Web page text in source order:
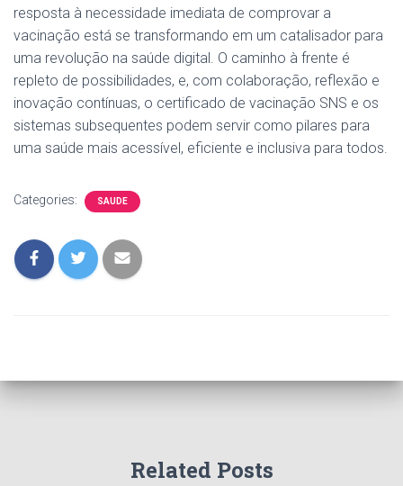
resposta à necessidade imediata de comprovar a
vacinação está se transformando em um catalisador para
uma revolução na saúde digital. O caminho à frente é
repleto de possibilidades, e, com colaboração, reflexão e
inovação contínuas, o certificado de vacinação SNS e os
sistemas subsequentes podem servir como pilares para
uma saúde mais acessível, eficiente e inclusiva para todos.
Categories: SAUDE
Related Posts